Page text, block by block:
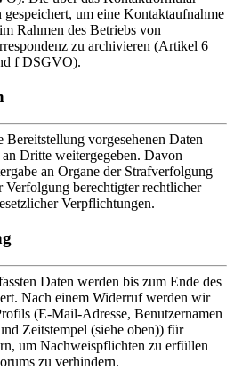
um eine Kontaktaufnahme
Rahmen des Betriebs von
zu archivieren (Artikel 6
f DSGVO).
vorgesehenen Daten
Dritte weitergegeben. Davon
an Organe der Strafverfolgung
Verfolgung berechtigter rechtlicher
Verpflichtungen.
Daten werden bis zum Ende des
Nach einem Widerruf werden wir
(E-Mail-Adresse, Benutzernamen
Zeitstempel (siehe oben)) für
um Nachweispflichten zu erfüllen
zu verhindern.